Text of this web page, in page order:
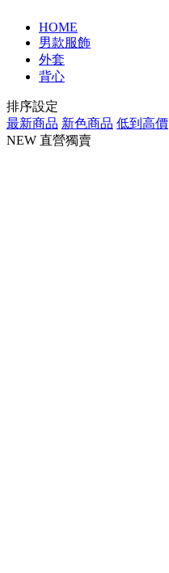
HOME
男款服飾
外套
背心
排序設定
最新商品 新色商品 低到高價
NEW 直營獨賣